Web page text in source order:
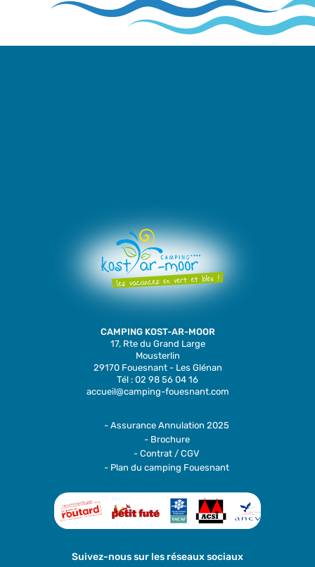
CAMPING KOST-AR-MOOR
17, Rte du Grand Large
Mousterlin
29170 Fouesnant - Les Glénan
Tél : 02 98 56 04 16
accueil@camping-fouesnant.com
- Assurance Annulation 2025
- Brochure
- Contrat / CGV
- Plan du camping Fouesnant
Suivez-nous sur les réseaux sociaux